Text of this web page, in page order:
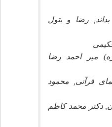
رضا و بتول
مير احمد رضا
قرآنى, محمود
دكتر محمد كاظم